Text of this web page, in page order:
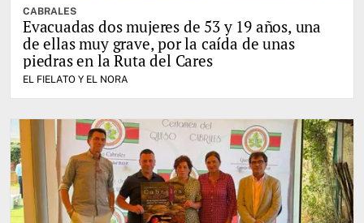
CABRALES
Evacuadas dos mujeres de 53 y 19 años, una
de ellas muy grave, por la caída de unas
piedras en la Ruta del Cares
EL FIELATO Y EL NORA